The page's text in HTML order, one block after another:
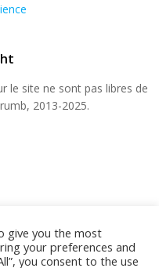
le site ne sont pas libres de
2013-2025.
give you the most
your preferences and
you consent to the use